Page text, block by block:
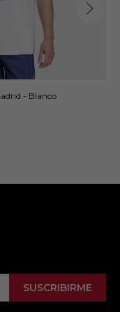
- Blanco
SUSCRIBIRME